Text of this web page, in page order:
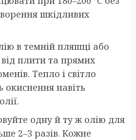
шкідливих
в темній пляшці або
плити та прямих
Тепло і світло
навіть
одну й ту ж олію для
2–3 разів. Кожне